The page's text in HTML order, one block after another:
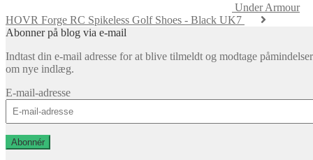
Under Armour
HOVR Forge RC Spikeless Golf Shoes - Black UK7
Abonner på blog via e-mail
Indtast din e-mail adresse for at blive tilmeldt og modtage påmindelser
om nye indlæg.
E-mail-adresse
Abonnér